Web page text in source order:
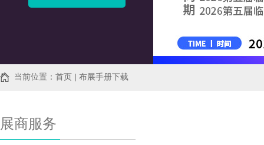
当前位置：首页 | 布展手册下载
展商服务